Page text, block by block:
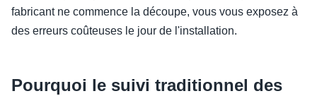
fabricant ne commence la découpe, vous vous exposez à
des erreurs coûteuses le jour de l'installation.
Pourquoi le suivi traditionnel des